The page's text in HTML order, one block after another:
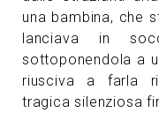
una bambina, che
lanciava in
sottoponendola a
riusciva a farla
tragica silenziosa